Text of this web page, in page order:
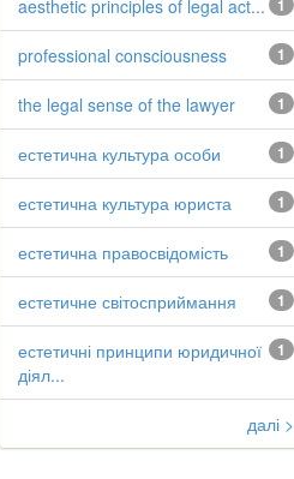
1
aesthetic principles of legal act...
1
professional consciousness
1
the legal sense of the lawyer
1
естетична культура особи
1
естетична культура юриста
1
естетична правосвідомість
1
естетичне світосприймання
1
естетичні принципи юридичної
діял...
далі >